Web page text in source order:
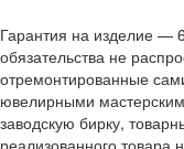
Гарантия на изделие —
обязательства не
отремонтированные
ювелирными
заводскую бирку,